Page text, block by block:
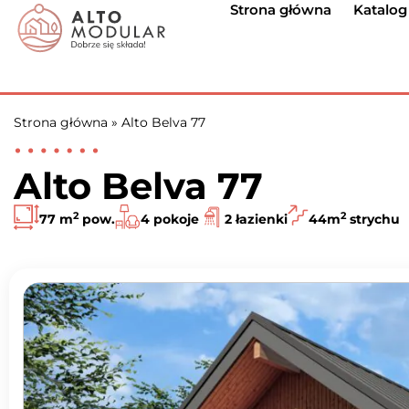
Strona główna
Strona główna » Alto Belva 77
Alto Belva 77
77 m2pow. 4 pokoje 2 łazienki 44m2strychu